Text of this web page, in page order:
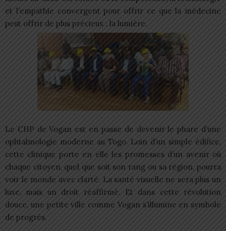
et l’empathie convergent pour offrir ce que la médecine
peut offrir de plus précieux : la lumière.
Le CHP de Vogan est en passe de devenir le phare d’une
ophtalmologie moderne au Togo. Loin d’un simple édifice,
cette clinique porte en elle les promesses d’un avenir où
chaque citoyen, quel que soit son rang ou sa région, pourra
voir le monde avec clarté. La santé visuelle ne sera plus un
luxe, mais un droit réaffirmé. Et dans cette révolution
douce, une petite ville comme Vogan s’illumine en symbole
de progrès.